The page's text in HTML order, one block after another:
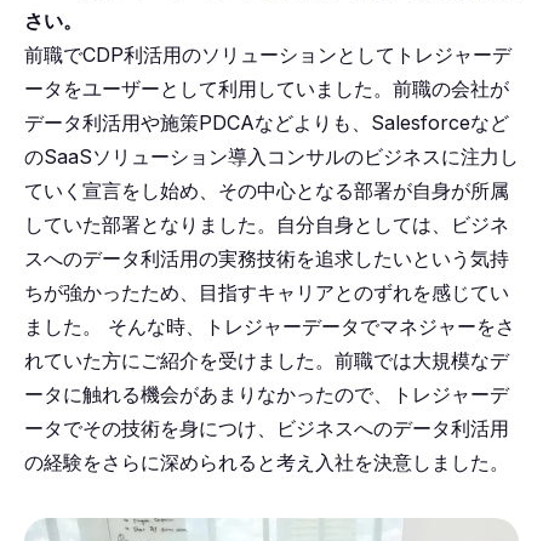
さい。
前職でCDP利活用のソリューションとしてトレジャーデ
ータをユーザーとして利用していました。前職の会社が
データ利活用や施策PDCAなどよりも、Salesforceなど
のSaaSソリューション導入コンサルのビジネスに注力し
ていく宣言をし始め、その中心となる部署が自身が所属
していた部署となりました。自分自身としては、ビジネ
スへのデータ利活用の実務技術を追求したいという気持
ちが強かったため、目指すキャリアとのずれを感じてい
ました。
そんな時、トレジャーデータでマネジャーをさ
れていた方にご紹介を受けました。前職では大規模なデ
ータに触れる機会があまりなかったので、トレジャーデ
ータでその技術を身につけ、ビジネスへのデータ利活用
の経験をさらに深められると考え入社を決意しました。